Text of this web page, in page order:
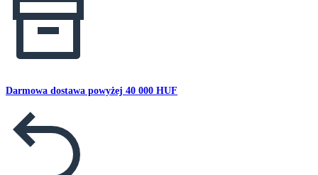
Darmowa dostawa powyżej 40 000 HUF